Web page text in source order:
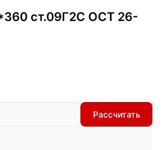
ст.09Г2С ОСТ 26-
Рассчитать